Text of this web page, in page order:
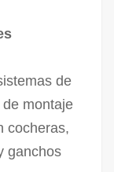
de
montaje
cocheras,
ganchos